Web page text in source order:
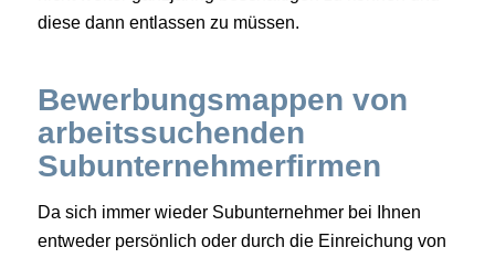
diese dann entlassen zu müssen.
Bewerbungsmappen von
arbeitssuchenden
Subunternehmerfirmen
Da sich immer wieder Subunternehmer bei Ihnen
entweder persönlich oder durch die Einreichung von